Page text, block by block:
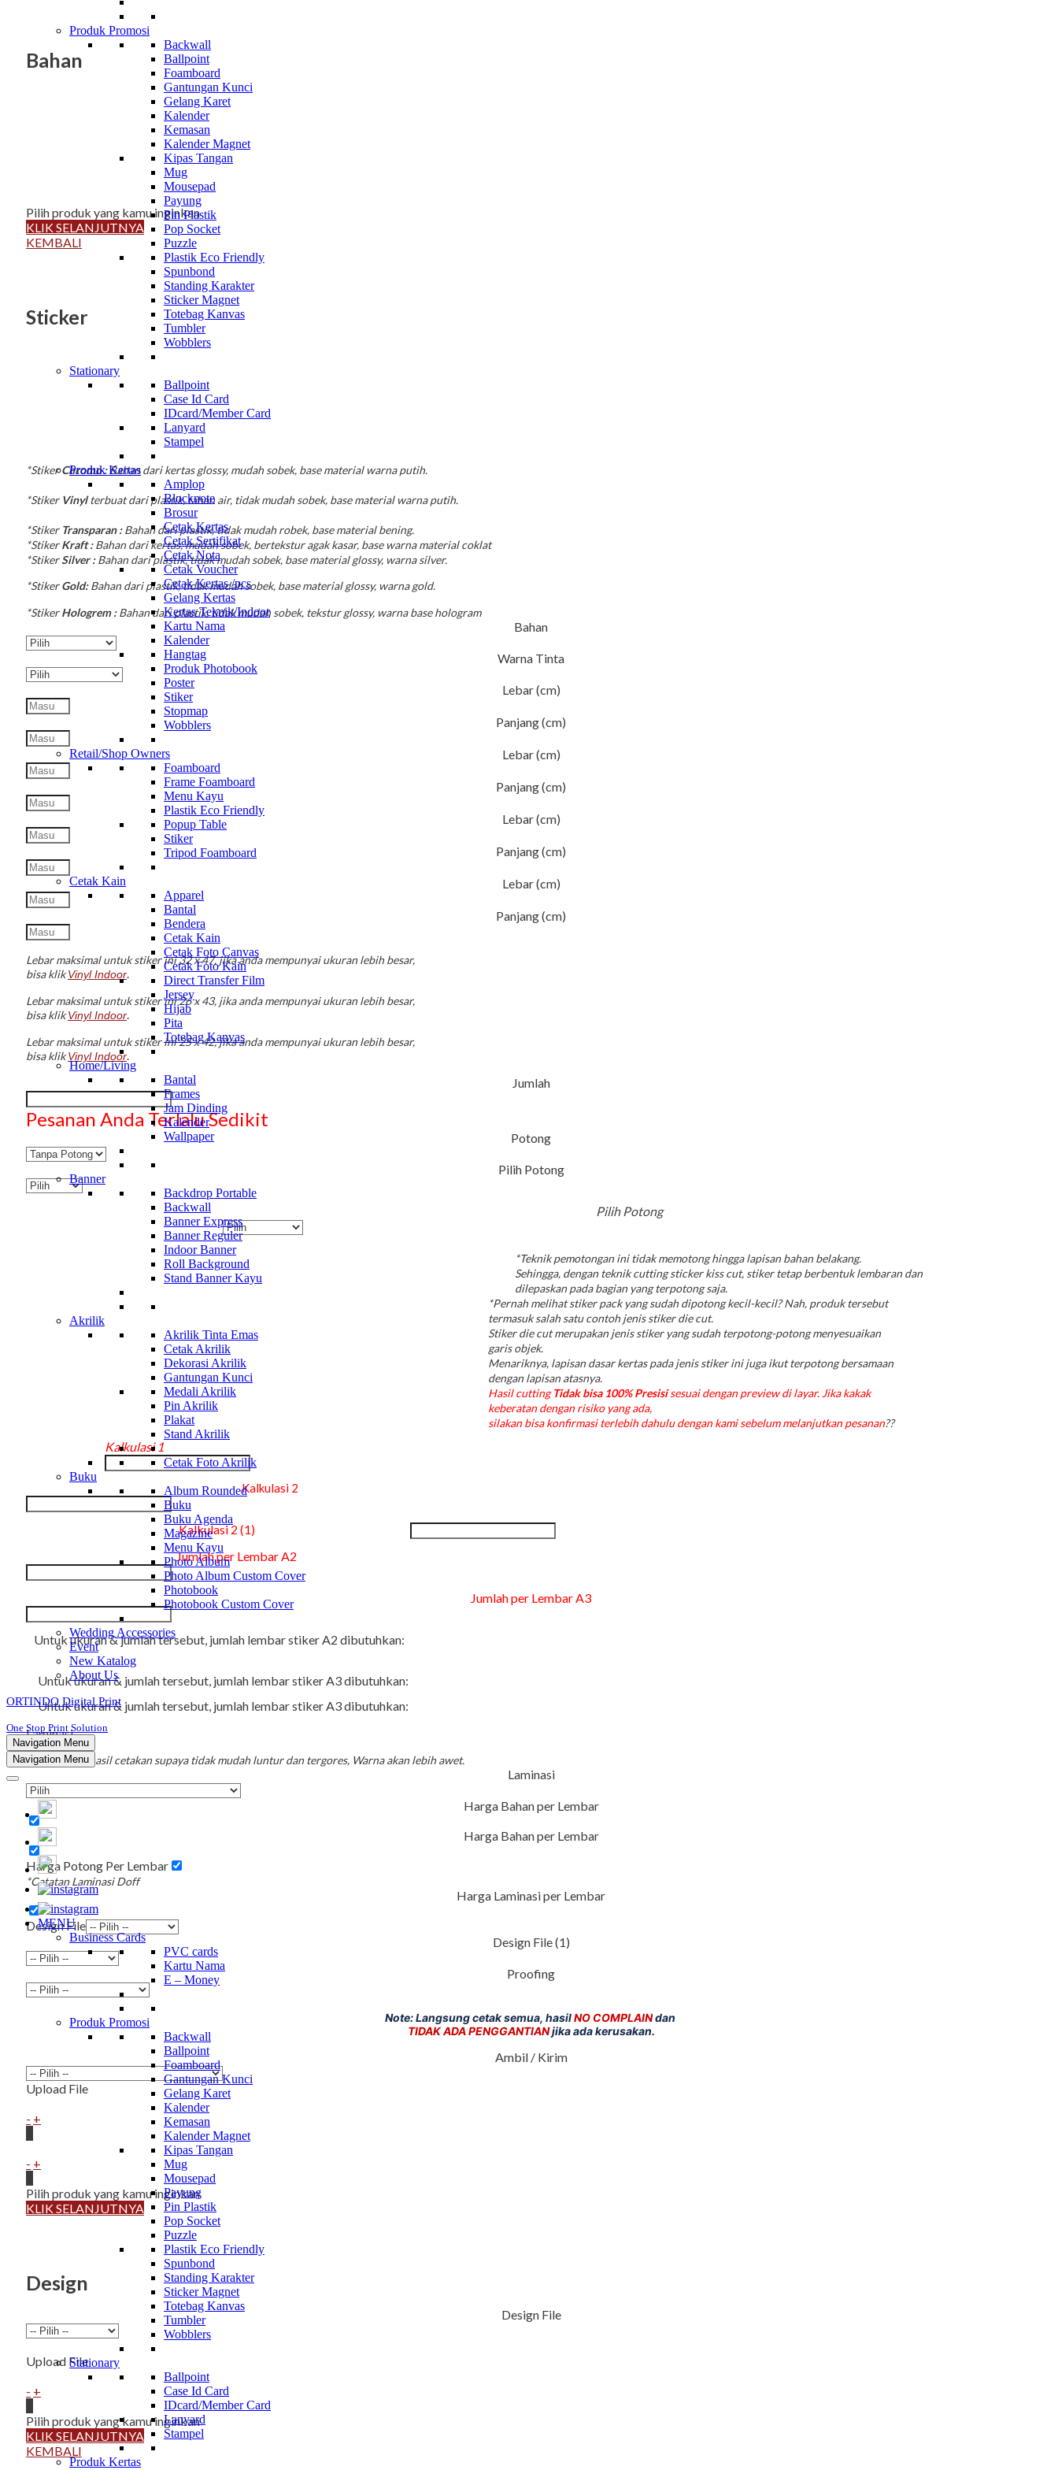
Produk Promosi
Backwall
Ballpoint
Foamboard
Gantungan Kunci
Gelang Karet
Kalender
Kemasan
Kalender Magnet
Kipas Tangan
Mug
Mousepad
Payung
Pin Plastik
Pop Socket
Puzzle
Plastik Eco Friendly
Spunbond
Standing Karakter
Sticker Magnet
Totebag Kanvas
Tumbler
Wobblers
Stationary
Ballpoint
Case Id Card
IDcard/Member Card
Lanyard
Stampel
Produk Kertas
Amplop
Blocknote
Brosur
Cetak Kertas
Cetak Sertifikat
Cetak Nota
Cetak Voucher
Cetak Kertas /pcs
Gelang Kertas
Kertas Teknik/Indoor
Kartu Nama
Kalender
Hangtag
Produk Photobook
Poster
Stiker
Stopmap
Wobblers
Retail/Shop Owners
Foamboard
Frame Foamboard
Menu Kayu
Plastik Eco Friendly
Popup Table
Stiker
Tripod Foamboard
Cetak Kain
Apparel
Bantal
Bendera
Cetak Kain
Cetak Foto Canvas
Cetak Foto Kain
Direct Transfer Film
Jersey
Hijab
Pita
Totebag Kanvas
Home/Living
Bantal
Frames
Jam Dinding
Kalender
Wallpaper
Banner
Backdrop Portable
Backwall
Banner Express
Banner Reguler
Indoor Banner
Roll Background
Stand Banner Kayu
Akrilik
Akrilik Tinta Emas
Cetak Akrilik
Dekorasi Akrilik
Gantungan Kunci
Medali Akrilik
Pin Akrilik
Plakat
Stand Akrilik
Cetak Foto Akrilik
Buku
Album Rounded
Buku
Buku Agenda
Magazine
Menu Kayu
Photo Album
Photo Album Custom Cover
Photobook
Photobook Custom Cover
Wedding Accessories
Event
New Katalog
About Us
ORTINDO Digital Print
One Stop Print Solution
Navigation Menu
Navigation Menu
MENU
Business Cards
PVC cards
Kartu Nama
E – Money
Produk Promosi
Backwall
Ballpoint
Foamboard
Gantungan Kunci
Gelang Karet
Kalender
Kemasan
Kalender Magnet
Kipas Tangan
Mug
Mousepad
Payung
Pin Plastik
Pop Socket
Puzzle
Plastik Eco Friendly
Spunbond
Standing Karakter
Sticker Magnet
Totebag Kanvas
Tumbler
Wobblers
Stationary
Ballpoint
Case Id Card
IDcard/Member Card
Lanyard
Stampel
Produk Kertas
Bahan
Pilih produk yang kamu inginkan
KLIK SELANJUTNYA
KEMBALI
Sticker
*StikerChromo :Bahan dari kertas glossy, mudah sobek, base material warna putih.
*Stiker Vinylterbuat dari plastik, tahan air, tidak mudah sobek, base material warna putih.
*Stiker Transparan :Bahan dari plastik, tidak mudah robek, base material bening.
*StikerKraft :Bahan dari kertas, mudah sobek, bertekstur agak kasar, base warna material coklat
*StikerSilver :Bahan dari plastik, tidak mudah sobek, base material glossy, warna silver.
*StikerGold:Bahan dari plastik, tidak mudah sobek, base material glossy, warna gold.
*StikerHologrem :Bahan dari plastik, tidak mudah sobek, tekstur glossy, warna base hologram
Bahan
Warna Tinta
Lebar (cm)
Panjang (cm)
Lebar (cm)
Panjang (cm)
Lebar (cm)
Panjang (cm)
Lebar (cm)
Panjang (cm)
Lebar maksimal untuk stiker ini 32 x 47, jika anda mempunyai ukuran lebih besar,
bisa klikVinyl Indoor
Lebar maksimal untuk stiker ini 26 x 43, jika anda mempunyai ukuran lebih besar,
bisa klikVinyl Indoor
Lebar maksimal untuk stiker ini 25 x 42, jika anda mempunyai ukuran lebih besar,
bisa klikVinyl Indoor
Jumlah
Pesanan Anda Terlalu Sedikit
Potong
Pilih Potong
Pilih Potong
*Teknik pemotongan ini tidak memotong hingga lapisan bahan belakang.
Sehingga, dengan teknik cutting sticker kiss cut, stiker tetap berbentuk lembaran dan
dilepaskan pada bagian yang terpotong saja.
*Pernah melihat stiker pack yang sudah dipotong kecil-kecil? Nah, produk tersebut
termasuk salah satu contoh jenis stiker die cut.
Stiker die cut merupakan jenis stiker yang sudah terpotong-potong menyesuaikan
garis objek.
Menariknya, lapisan dasar kertas pada jenis stiker ini juga ikut terpotong bersamaan
dengan lapisan atasnya.
Hasil cuttingTidak bisa 100% Presisisesuai dengan preview di layar. Jika kakak
keberatan dengan risiko yang ada,
silakan bisa konfirmasi terlebih dahulu dengan kami sebelum melanjutkan pesanan??
Kalkulasi 1
Kalkulasi 2
Kalkulasi 2 (1)
Jumlah per Lembar A2
Jumlah per Lembar A3
Untuk ukuran & jumlah tersebut, jumlah lembar stiker A2 dibutuhkan:
Untuk ukuran & jumlah tersebut, jumlah lembar stiker A3 dibutuhkan:
Untuk ukuran & jumlah tersebut, jumlah lembar stiker A3 dibutuhkan:
Laminasi
*Melindungi hasil cetakan supaya tidak mudah luntur dan tergores, Warna akan lebih awet.
Laminasi
Harga Bahan per Lembar
Harga Bahan per Lembar
Harga Potong Per Lembar
*Catatan Laminasi Doff
Harga Laminasi per Lembar
Design File
Design File (1)
Proofing
Note: Langsung cetak semua, hasilNO COMPLAIN dan
TIDAK ADA PENGGANTIANjika ada kerusakan.
Ambil / Kirim
Upload File
- +
- +
Pilih produk yang kamu inginkan
KLIK SELANJUTNYA
Design
Design File
Upload File
- +
Pilih produk yang kamu inginkan
KLIK SELANJUTNYA
KEMBALI